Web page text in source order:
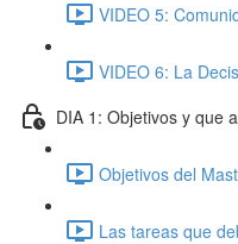
VIDEO 5:
VIDEO 6: La
DIA 1: Objetivos y que
Objetivos del
Las tareas que